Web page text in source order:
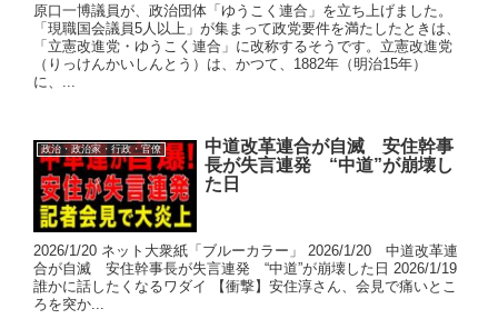
原口一博議員が、政治団体「ゆうこく連合」を立ち上げました。
「現職国会議員5人以上」が集まって政党要件を満たしたときは、
「立憲改進党・ゆうこく連合」に改称するそうです。立憲改進党
（りっけんかいしんとう）は、かつて、1882年（明治15年）
に、...
政治・政治家・行政・官僚
中道改革連合が自滅 安住幹事
長が失言連発 “中道”が崩壊し
た日
2026/1/20 ネット大衆紙「ブルーカラー」 2026/1/20 中道改革連
合が自滅 安住幹事長が失言連発 “中道”が崩壊した日 2026/1/19
誰かに話したくなるワダイ 【衝撃】安住淳さん、会見で痛いとこ
ろを突か...